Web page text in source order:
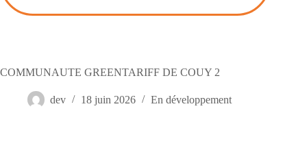
COMMUNAUTE GREENTARIFF DE COUY 2
dev 18 juin 2026 En développement